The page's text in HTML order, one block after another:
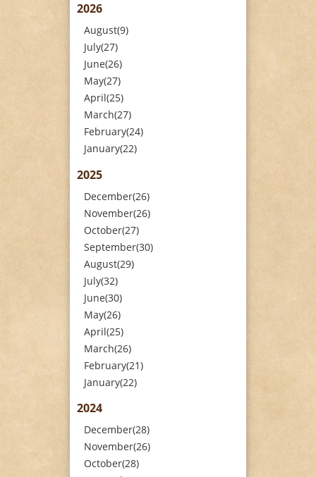
2026
August(9)
July(27)
June(26)
May(27)
April(25)
March(27)
February(24)
January(22)
2025
December(26)
November(26)
October(27)
September(30)
August(29)
July(32)
June(30)
May(26)
April(25)
March(26)
February(21)
January(22)
2024
December(28)
November(26)
October(28)